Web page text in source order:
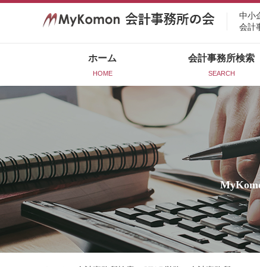
中小
会計
ホーム
HOME
会計事務所検索
SEARCH